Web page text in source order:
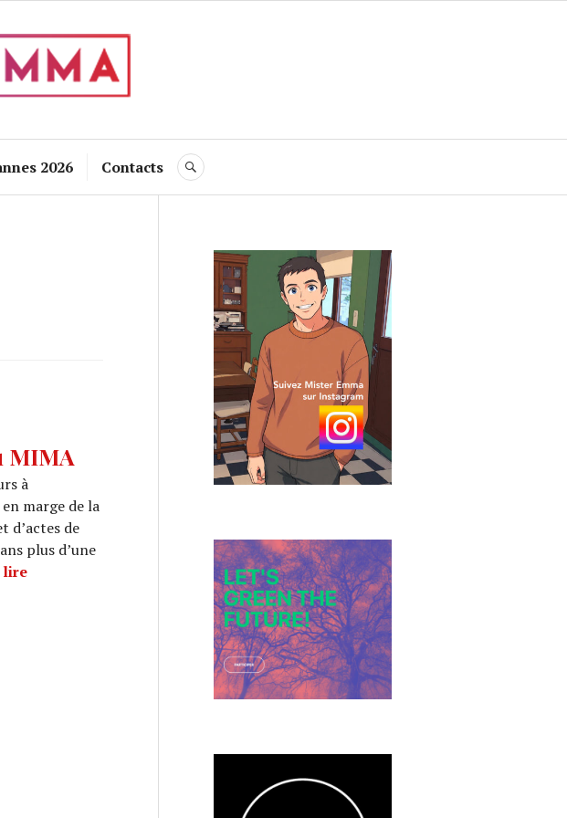
2026 Contacts RECHERCHE
MIMA
à
marge de la
d’actes de
plus d’une
lireEXPO : « Wonderland » de AKAY & OLABO au MIMA